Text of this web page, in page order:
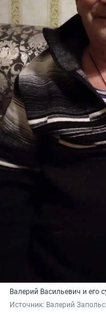
Валерий Васильевич и его
Источник: Валерий